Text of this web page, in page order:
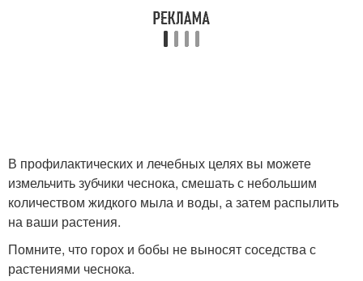
В профилактических и лечебных целях вы можете
измельчить зубчики чеснока, смешать с небольшим
количеством жидкого мыла и воды, а затем распылить
на ваши растения.
Помните, что горох и бобы не выносят соседства с
растениями чеснока.